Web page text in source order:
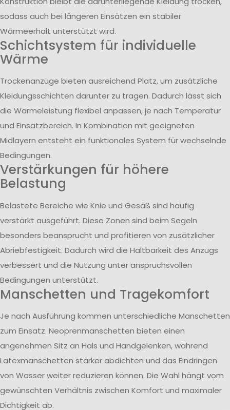
sodass auch bei längeren Einsätzen ein stabiler
Wärmeerhalt unterstützt wird.
Schichtsystem für individuelle
Wärme
Trockenanzüge bieten ausreichend Platz, um zusätzliche
Kleidungsschichten darunter zu tragen. Dadurch lässt sich
die Wärmeleistung flexibel anpassen, je nach Temperatur
und Einsatzbereich. In Kombination mit geeigneten
Midlayern entsteht ein funktionales System für wechselnde
Bedingungen.
Verstärkungen für höhere
Belastung
Belastete Bereiche wie Knie und Gesäß sind häufig
verstärkt ausgeführt. Diese Zonen sind beim Segeln
besonders beansprucht und profitieren von zusätzlicher
Abriebfestigkeit. Dadurch wird die Haltbarkeit des Anzugs
verbessert und die Nutzung unter anspruchsvollen
Bedingungen unterstützt.
Manschetten und Tragekomfort
Je nach Ausführung kommen unterschiedliche Manschetten
zum Einsatz. Neoprenmanschetten bieten einen
angenehmen Sitz an Hals und Handgelenken, während
Latexmanschetten stärker abdichten und das Eindringen
von Wasser weiter reduzieren können. Die Wahl hängt vom
gewünschten Verhältnis zwischen Komfort und maximaler
Dichtigkeit ab.